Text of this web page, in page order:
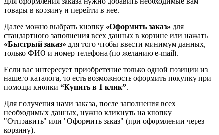
товары в корзину и перейти в нее.
Далее можно выбрать кнопку «Оформить заказ» для
стандартного заполнения всех данных в корзине или нажать
«Быстрый заказ» для того чтобы ввести минимум данных,
только ФИО и номер телефона (по желанию e-mail).
Если вас интересует приобретение только одной позиции из
нашего каталога, то есть возможность оформить покупку при
помощи кнопки “Купить в 1 клик”.
Для получения нами заказа, после заполнения всех
необходимых данных, нужно кликнуть на кнопку
"Отправить" или "Оформить заказ" (при оформлении через
корзину).